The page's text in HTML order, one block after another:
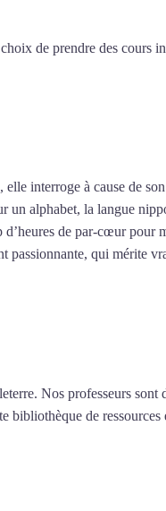
de prendre des cours
interroge à cause de
un alphabet, la langue
d’heures de par-cœur pour
passionnante, qui mérite
Nos professeurs sont
bibliothèque de ressources